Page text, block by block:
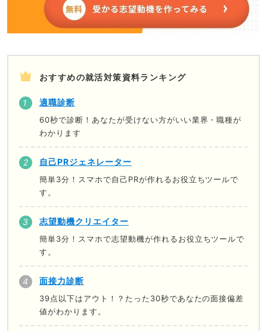
おすすめの就活対策資料ランキング
適職診断
60秒で診断！あなたが受けない方がいい業界・職種が
わかります
自己PRジェネレーター
簡単3分！スマホで自己PRが作れるお役立ちツールで
す。
志望動機クリエイター
簡単3分！スマホで志望動機が作れるお役立ちツールで
す。
面接力診断
39点以下はアウト！？たった30秒であなたの面接偏差
値がわかります。